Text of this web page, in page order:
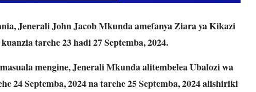
Jenerali John Jacob Mkunda amefanya Ziara ya Kikazi
tarehe 23 hadi 27 Septemba, 2024.
mengine, Jenerali Mkunda alitembelea Ubalozi wa
24 Septemba, 2024 na tarehe 25 Septemba, 2024 alishiriki